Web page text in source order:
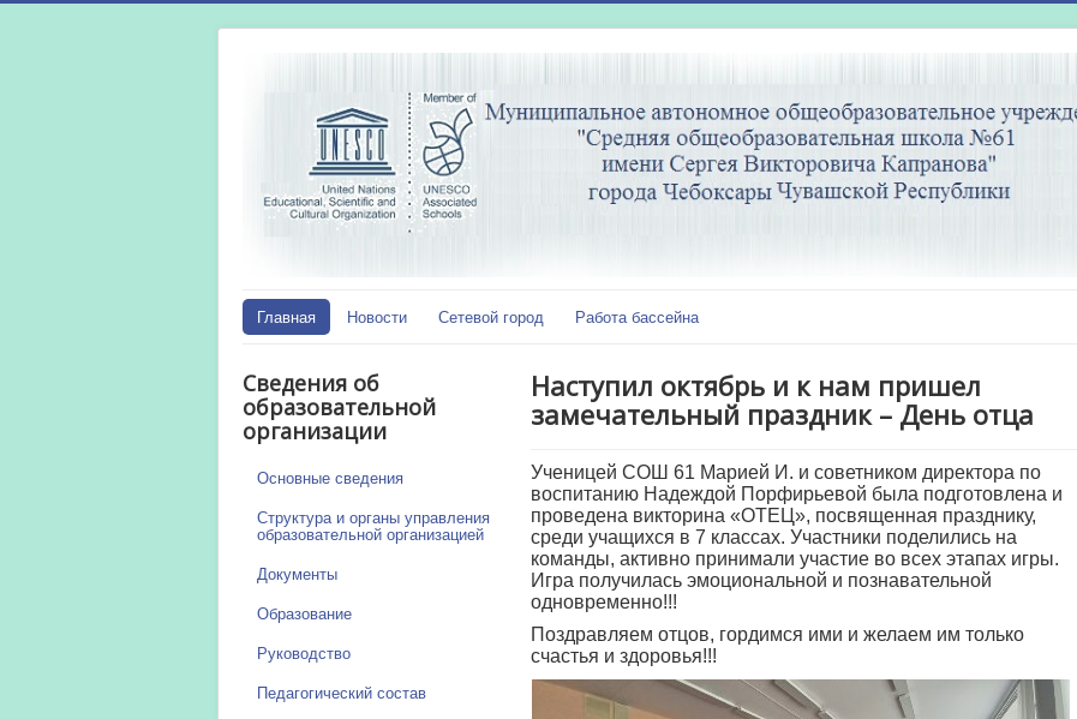
Главная Новости Сетевой город Работа бассейна
Сведения об
образовательной
организации
Основные сведения
Структура и органы управления
образовательной организацией
Документы
Образование
Руководство
Педагогический состав
Наступил октябрь и к нам пришел
замечательный праздник – День отца
Ученицей СОШ 61 Марией И. и советником директора по
воспитанию Надеждой Порфирьевой была подготовлена и
проведена викторина «ОТЕЦ», посвященная празднику,
среди учащихся в 7 классах. Участники поделились на
команды, активно принимали участие во всех этапах игры.
Игра получилась эмоциональной и познавательной
одновременно!!!
Поздравляем отцов, гордимся ими и желаем им только
счастья и здоровья!!!